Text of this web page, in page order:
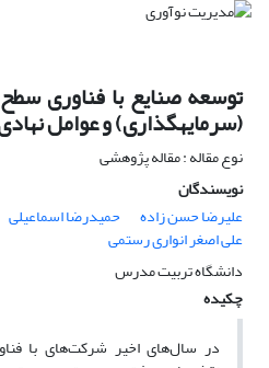
توسعه صنایع با فناوری سطح
(سرمایه‎گذاری) و عوامل نهادی غیررسمی
نوع مقاله : مقاله پژوهشی
نویسندگان
علیرضا حسن زاده
حمیدرضا اسماعیلی
علی اصغر انواری رستمی
دانشگاه تربیت مدرس
چکیده
در سال‌های اخیر شرکت‌های با